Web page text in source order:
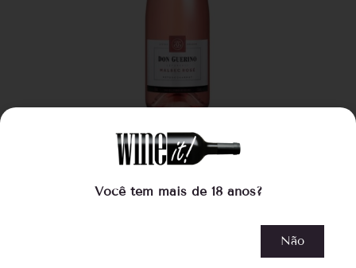
Você tem mais de 18 anos?
Não